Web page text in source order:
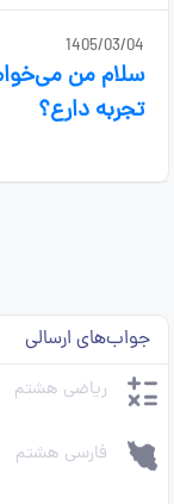
1405/03/04
سلام من
تجربه دارع؟
جواب‌های ارسالی
ریاضی هشتم
فارسی هشتم